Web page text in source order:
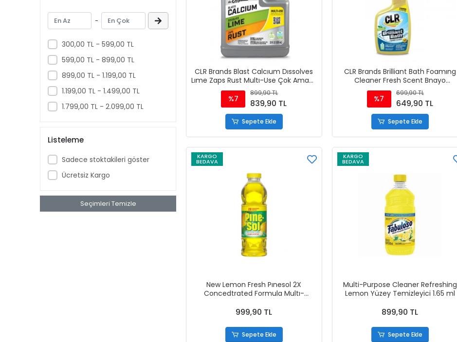
-
300,00 TL - 599,00 TL
599,00 TL - 899,00 TL
899,00 TL - 1.199,00 TL
1.199,00 TL - 1.499,00 TL
1.799,00 TL - 2.099,00 TL
Listeleme
Sadece stoktakileri göster
Ücretsiz Kargo
Seçimleri Temizle
CLR Brands Blast Calcıum Dıssolves
Lıme Zaps Rust Multı-Use Çok Amaçlı
Temizleyici 828 ml
%7
899,90 TL
839,90 TL
Sepete Ekle
CLR Brands Brilliant Bath Foamıng
Cleaner Fresh Scent Bnayo
Temizleyici 768 ml
%7
699,90 TL
649,90 TL
Sepete Ekle
KARGO
BEDAVA
New Lemon Fresh Pınesol 2X
Concedtrated Formula Multı-
709 ml
999,90 TL
Sepete Ekle
KARGO
BEDAVA
Multi-Purpose Cleaner Refreshing
Lemon Yüzey Temizleyici 1.65 ml
899,90 TL
Sepete Ekle